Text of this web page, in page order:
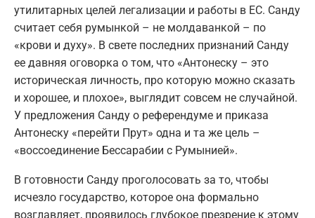
утилитарных целей легализации и работы в ЕС. Санду
считает себя румынкой – не молдаванкой – по
«крови и духу». В свете последних признаний Санду
ее давняя оговорка о том, что «Антонеску – это
историческая личность, про которую можно сказать
и хорошее, и плохое», выглядит совсем не случайной.
У предложения Санду о референдуме и приказа
Антонеску «перейти Прут» одна и та же цель –
«воссоединение Бессарабии с Румынией».
В готовности Санду проголосовать за то, чтобы
исчезло государство, которое она формально
возглавляет, проявилось глубокое презрение к этому